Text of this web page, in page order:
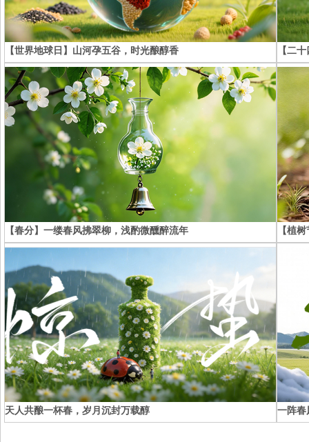
【世界地球日】山河孕五谷，时光酿醇香 【二
【春分】一缕春风拂翠柳，浅酌微醺醉流年 【植
天人共酿一杯春，岁月沉封万载醇 一阵春